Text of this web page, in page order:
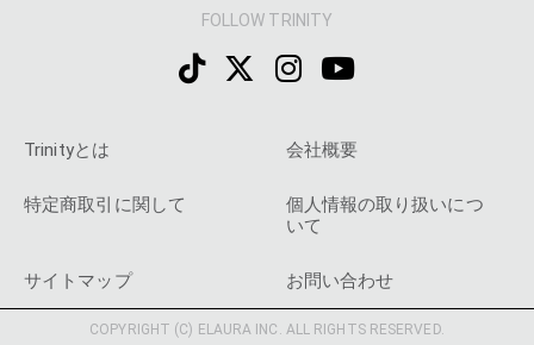
FOLLOW TRINITY
Trinityとは 会社概要
特定商取引に関して
個人情報の取り扱いにつ
いて
サイトマップ お問い合わせ
COPYRIGHT (C) ELAURA INC. ALL RIGHTS RESERVED.